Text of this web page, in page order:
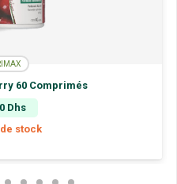
60 Comprimés
Dhs
stock